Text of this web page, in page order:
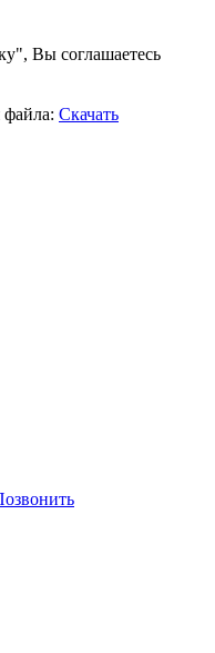
Вы соглашаетесь
Скачать